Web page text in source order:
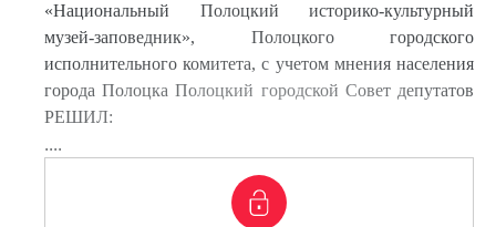
«Национальный Полоцкий историко-культурный
музей-заповедник», Полоцкого городского
исполнительного комитета, с учетом мнения населения
города Полоцка Полоцкий городской Совет депутатов
РЕШИЛ:
....